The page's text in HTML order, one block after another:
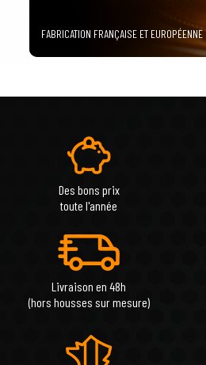
FABRICATION FRANÇAISE ET EUROPÉENNE
Des bons prix
toute l'année
Livraison en 48h
(hors housses sur mesure)